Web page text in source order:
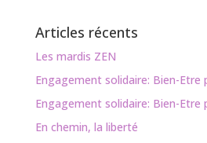
Articles récents
Les mardis ZEN
Engagement solidaire: Bien-Etre
Engagement solidaire: Bien-Etre
En chemin, la liberté